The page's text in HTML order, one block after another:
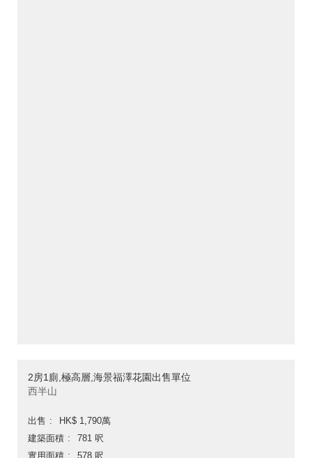
2房1廁,極高層,海景福澤花園出售單位
西半山
出售
HK$ 1,790萬
建築面積
781 呎
實用面積
578 呎